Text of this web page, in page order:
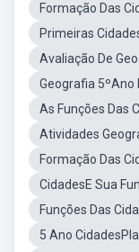
Formação Das
Primeiras
Avaliação De
Geografia 5ºAno
As Funções Das
Atividades
Formação Das
CidadesE Sua
Funções Das
5 Ano